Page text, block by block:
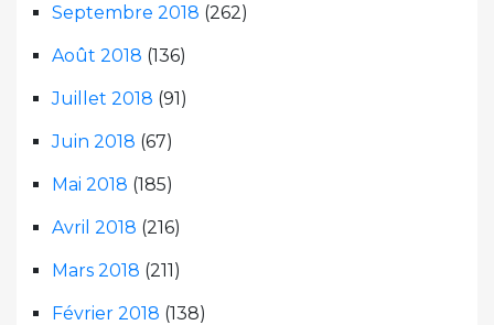
Septembre 2018 (262)
Août 2018 (136)
Juillet 2018 (91)
Juin 2018 (67)
Mai 2018 (185)
Avril 2018 (216)
Mars 2018 (211)
Février 2018 (138)